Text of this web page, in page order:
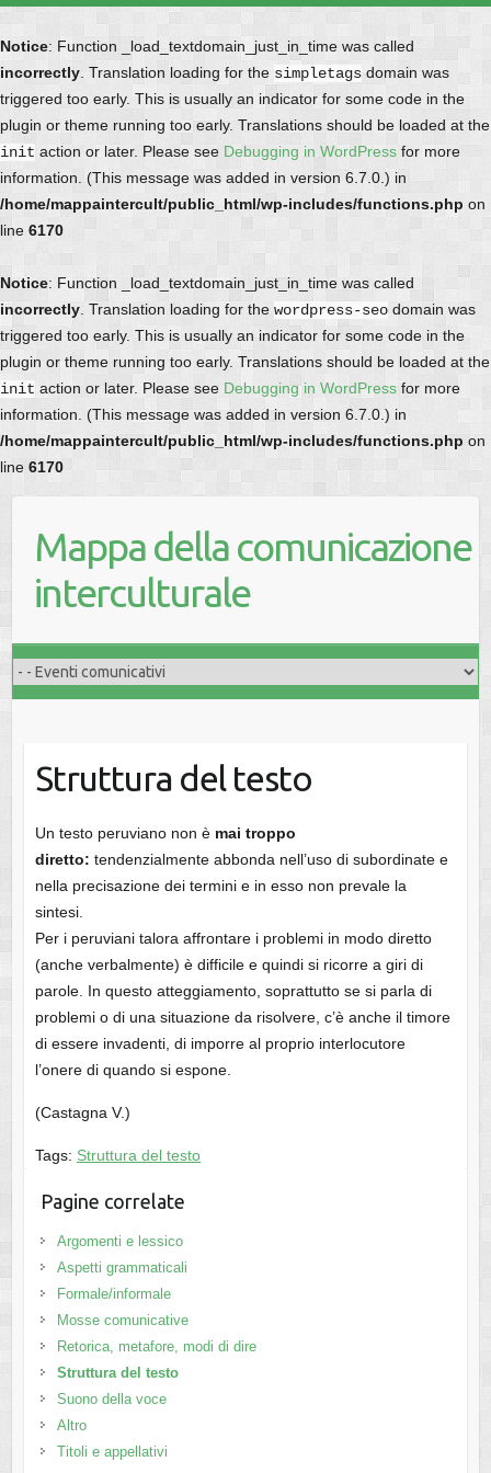
Notice: Function _load_textdomain_just_in_time was called
incorrectly . Translation loading for the simpletags domain was
triggered too early. This is usually an indicator for some code in the
plugin or theme running too early. Translations should be loaded at the
init action or later. Please see Debugging in WordPress for more
information. (This message was added in version 6.7.0.) in
/home/mappaintercult/public_html/wp-includes/functions.php on
line 6170
Notice: Function _load_textdomain_just_in_time was called
incorrectly . Translation loading for the wordpress-seo domain was
triggered too early. This is usually an indicator for some code in the
plugin or theme running too early. Translations should be loaded at the
init action or later. Please see Debugging in WordPress for more
information. (This message was added in version 6.7.0.) in
/home/mappaintercult/public_html/wp-includes/functions.php on
line 6170
Mappa della comunicazione
interculturale
Struttura del testo
Un testo peruviano non è mai troppo
diretto: tendenzialmente abbonda nell’uso di subordinate e
nella precisazione dei termini e in esso non prevale la
sintesi.
Per i peruviani talora affrontare i problemi in modo diretto
(anche verbalmente) è difficile e quindi si ricorre a giri di
parole. In questo atteggiamento, soprattutto se si parla di
problemi o di una situazione da risolvere, c’è anche il timore
di essere invadenti, di imporre al proprio interlocutore
l’onere di quando si espone.
(Castagna V.)
Tags: Struttura del testo
Pagine correlate
Argomenti e lessico
Aspetti grammaticali
Formale/informale
Mosse comunicative
Retorica, metafore, modi di dire
Struttura del testo
Suono della voce
Altro
Titoli e appellativi